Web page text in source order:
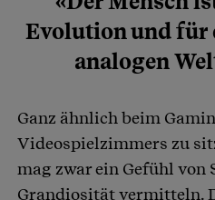
Evolution und für
analogen
Ganz ähnlich beim
Videospielzimmers zu
mag zwar ein Gefühl
Grandiosität vermitteln.